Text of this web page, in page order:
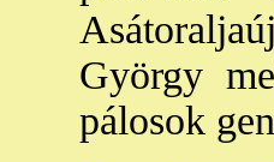
György
pálosok